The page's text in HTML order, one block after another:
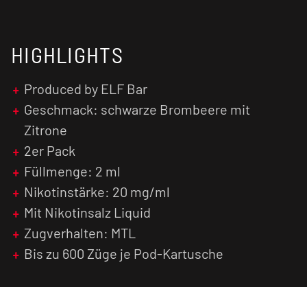
HIGHLIGHTS
Produced by ELF Bar
Geschmack: schwarze Brombeere mit
Zitrone
2er Pack
Füllmenge: 2 ml
Nikotinstärke: 20 mg/ml
Mit Nikotinsalz Liquid
Zugverhalten: MTL
Bis zu 600 Züge je Pod-Kartusche